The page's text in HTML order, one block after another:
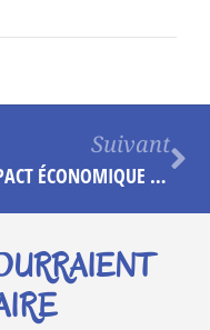
Suivant
L’IMPACT ÉCONOMIQUE DU BEACH PARK : UNE ATTRACTION TOURISTIQUE D’EXCEPTION SUR LA CÔTE D’OPALE